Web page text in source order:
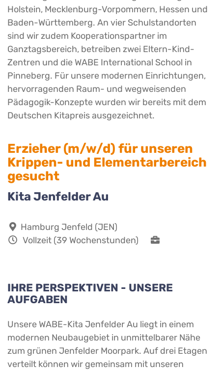
Erzieher (m/w/d) für unseren
Krippen- und Elementarbereich
gesucht
Kita Jenfelder Au
Hamburg Jenfeld (JEN)
Vollzeit (39 Wochenstunden)
Holstein, Mecklenburg-Vorpommern, Hessen und
Baden-Württemberg. An vier Schulstandorten
sind wir zudem Kooperationspartner im
Ganztagsbereich, betreiben zwei Eltern-Kind-
Zentren und die WABE International School in
Pinneberg. Für unsere modernen Einrichtungen,
hervorragenden Raum- und wegweisenden
Pädagogik-Konzepte wurden wir bereits mit dem
Deutschen Kitapreis ausgezeichnet.
IHRE PERSPEKTIVEN - UNSERE
AUFGABEN
Unsere WABE-Kita Jenfelder Au liegt in einem
modernen Neubaugebiet in unmittelbarer Nähe
zum grünen Jenfelder Moorpark. Auf drei Etagen
verteilt können wir gemeinsam mit unseren